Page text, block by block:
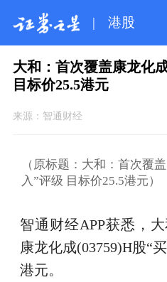
| 港股
大和：首次覆盖康龙化
目标价25.5港元
来源： 智通财经
（原标题：大和：首次覆
入”评级 目标价25.5港元）
智通财经APP获悉，
康龙化成(03759)H股“
港元。